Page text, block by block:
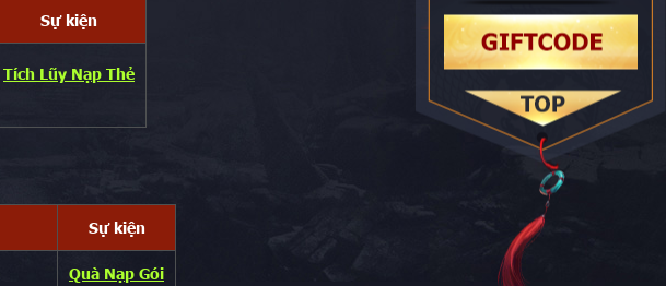
Sự kiện
Tích Lũy Nạp Thẻ
Sự kiện
Quà Nạp Gói